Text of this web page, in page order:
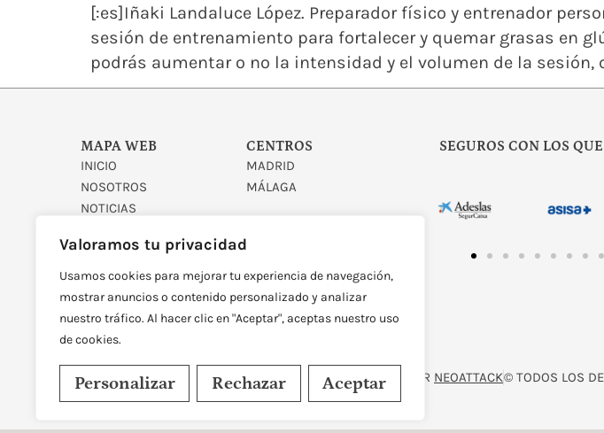
Valoramos tu privacidad
Usamos cookies para mejorar tu experiencia de navegación,
mostrar anuncios o contenido personalizado y analizar
nuestro tráfico. Al hacer clic en "Aceptar", aceptas nuestro uso
de cookies.
Personalizar Rechazar Aceptar
[:es]Iñaki Landaluce López. Preparador físico y entrenador
sesión de entrenamiento para fortalecer y quemar grasas en
podrás aumentar o no la intensidad y el volumen de la sesión,
MAPA WEB
INICIO
NOSOTROS
NOTICIAS
CENTROS
MADRID
MÁLAGA
SEGUROS CON LOS
DISEÑADO Y DESARROLLADO POR NEOATTACK© TODOS LOS